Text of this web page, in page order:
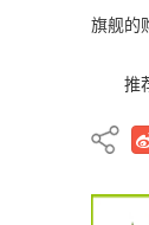
旗舰的
推